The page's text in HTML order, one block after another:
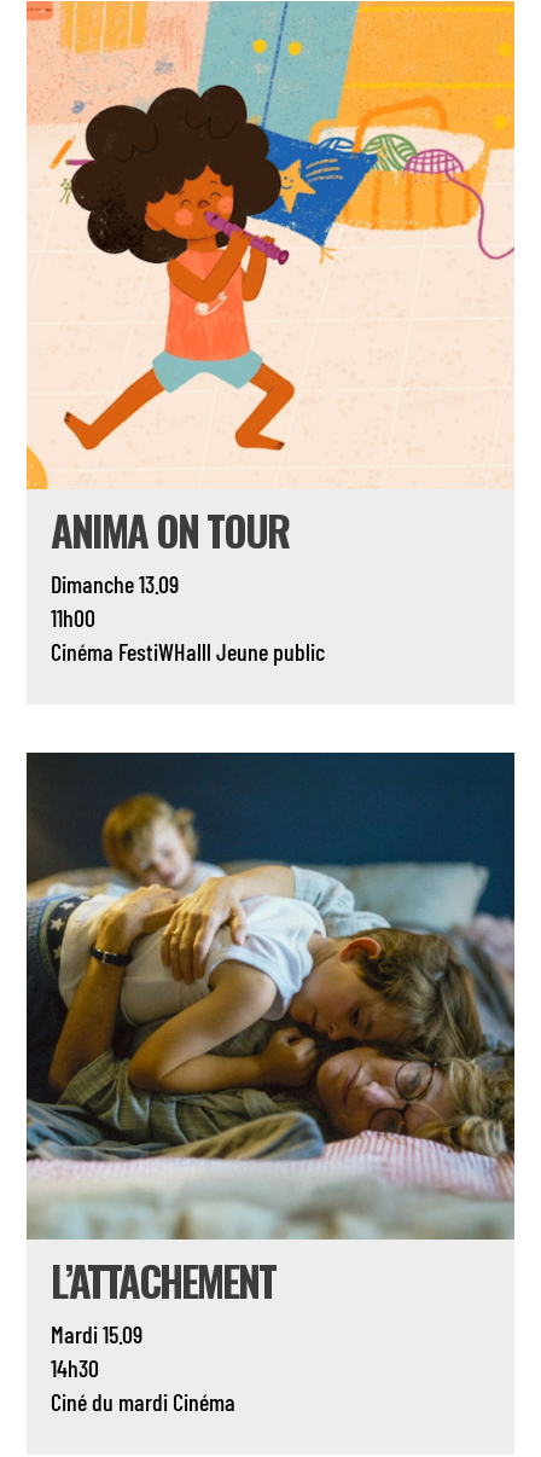
ANIMA ON TOUR
Dimanche 13.09
11h00
Cinéma FestiWHalll Jeune public
L’ATTACHEMENT
Mardi 15.09
14h30
Ciné du mardi Cinéma